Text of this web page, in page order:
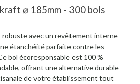
⌀ 185mm - 300 bols
avec un revêtement interne
étanchéité parfaite contre les
bol écoresponsable est 100 %
offrant une alternative durable
de votre établissement tout